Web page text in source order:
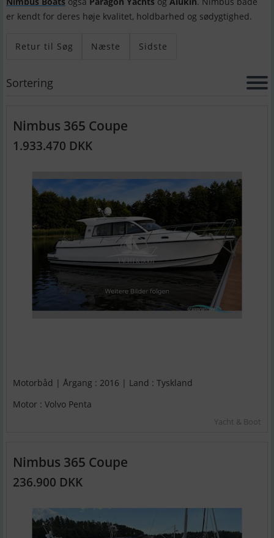
er kendt for deres høje kvalitet, holdbarhed og sødygtighed.
Retur til Søg Næste Sidste
Sortering
Nimbus 365 Coupe
1.933.470 DKK
Motorbåd | Årgang : 2016 | Land : Tyskland
Motor : Volvo Penta
Yacht & Boot
Nimbus 365 Coupe
236.900 DKK